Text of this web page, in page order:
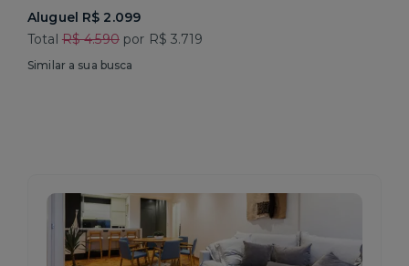
Aluguel R$ 2.099
Total R$ 4.590por R$ 3.719
Similar a sua busca